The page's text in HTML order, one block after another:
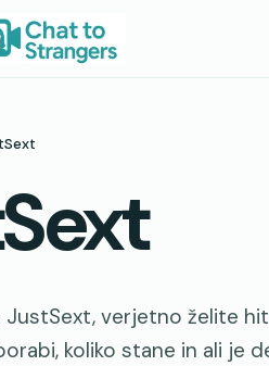
JustSext, verjetno želite
koliko stane in ali je